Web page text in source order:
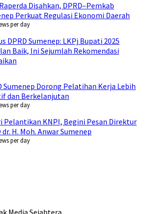
Disahkan, DPRD–Pemkab
Perkuat Regulasi Ekonomi Daerah
per day
DPRD Sumenep: LKPj Bupati 2025
Baik, Ini Sejumlah Rekomendasi
Sumenep Dorong Pelatihan Kerja Lebih
dan Berkelanjutan
per day
Pelantikan KNPI, Begini Pesan Direktur
dr. H. Moh. Anwar Sumenep
per day